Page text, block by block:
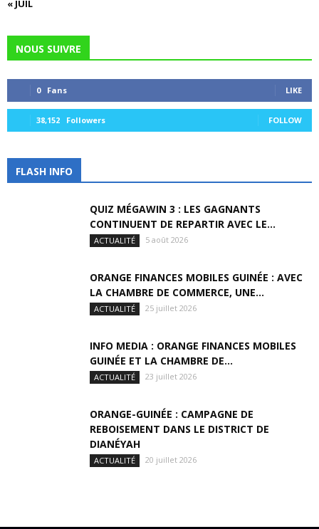
« JUIL
NOUS SUIVRE
0 Fans LIKE
38,152 Followers FOLLOW
FLASH INFO
QUIZ MÉGAWIN 3 : LES GAGNANTS
CONTINUENT DE REPARTIR AVEC LE...
ACTUALITÉ 5 août 2026
ORANGE FINANCES MOBILES GUINÉE : AVEC
LA CHAMBRE DE COMMERCE, UNE...
ACTUALITÉ 25 juillet 2026
INFO MEDIA : ORANGE FINANCES MOBILES
GUINÉE ET LA CHAMBRE DE...
ACTUALITÉ 23 juillet 2026
ORANGE-GUINÉE : CAMPAGNE DE
REBOISEMENT DANS LE DISTRICT DE
DIANÉYAH
ACTUALITÉ 20 juillet 2026